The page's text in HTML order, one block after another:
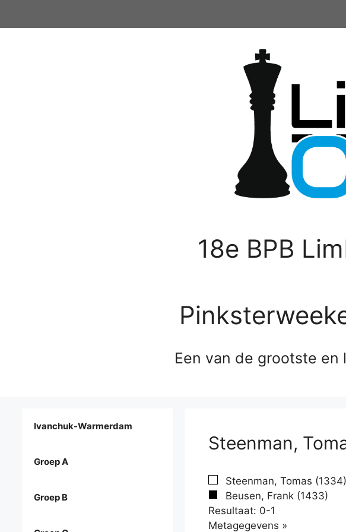
18e BPB
Een van de grootste
Steenman,
Steenman, Tomas (1334)
Beusen, Frank (1433)
Resultaat: 0-1
Metagegevens »
Ivanchuk-Warmerdam
Groep A
Groep B